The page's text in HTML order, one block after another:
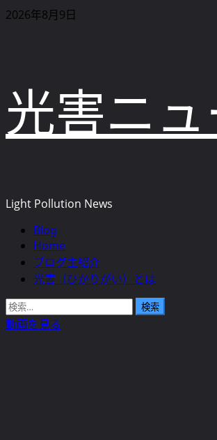
内
ッ
プ
2026年8月9日
光害ニ
Light Pollution News
ニ
ュ
ー
Blog
Home
ブログ主紹介
光害（ひかりがい）とは
検
索:
動画を見る